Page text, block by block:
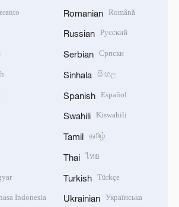
Indonesia
Romanian Română
Russian Русский
Serbian Српски
Sinhala සිංහල
Spanish Español
Swahili Kiswahili
Tamil தமிழ்
Thai ไทย
Turkish Türkçe
Ukrainian Українська